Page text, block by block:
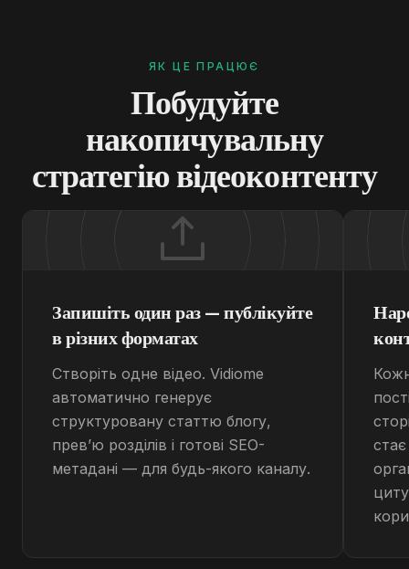
ЯК ЦЕ ПРАЦЮЄ
Побудуйте
накопичувальну
стратегію відеоконтенту
Запишіть один раз — публікуйте
в різних форматах
Створіть одне відео. Vidiome
автоматично генерує
структуровану статтю блогу,
превʼю розділів і готові SEO-
метадані — для будь-якого каналу.